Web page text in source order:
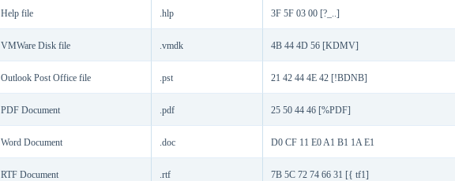
Help file .hlp 3F 5F 03 00 [?_..]
VMWare Disk file .vmdk 4B 44 4D 56 [KDMV]
Outlook Post Office file .pst 21 42 44 4E 42 [!BDNB]
PDF Document .pdf 25 50 44 46 [%PDF]
Word Document .doc D0 CF 11 E0 A1 B1 1A E1
RTF Document .rtf 7B 5C 72 74 66 31 [{ tf1]